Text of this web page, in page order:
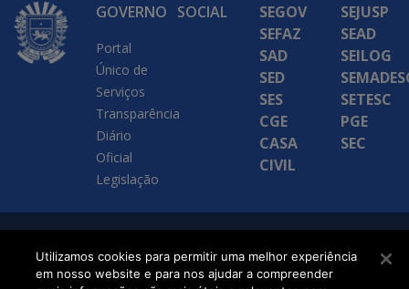
GOVERNO
Portal
Único de
Serviços
Transparência
Diário
Oficial
Legislação
SOCIAL
SEGOV
SEFAZ
SAD
SED
SES
CGE
CASA
CIVIL
SEJUSP
SEAD
SEILOG
SETESC
PGE
SEC
SETDIG | Secretaria-
Executiva de
Utilizamos cookies para permitir uma melhor experiência
em nosso website e para nos ajudar a compreender